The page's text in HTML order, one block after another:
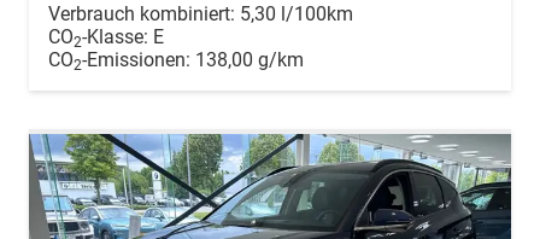
Verbrauch kombiniert: 5,30 l/100km
CO2-Klasse: E
CO2-Emissionen: 138,00 g/km